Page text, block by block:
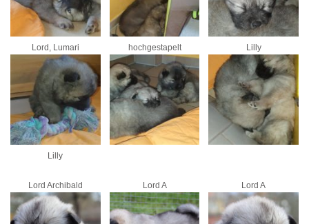
Lord, Lumari hochgestapelt Lilly
Lilly
Lord Archibald Lord A Lord A